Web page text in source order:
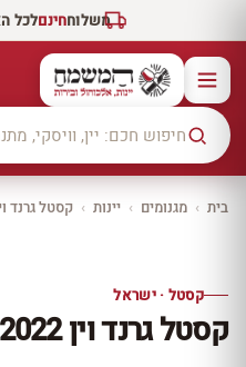
משלוחחינםלכל
בית › מגנומים › יינות › קסטל גרנד וין 2022 1.5 ליטר
10% הנחה
עכשיו ב-10% הנחה
קסטל · ישראל
קסטל גרנד וין 2022 1.5 ליטר מגנום